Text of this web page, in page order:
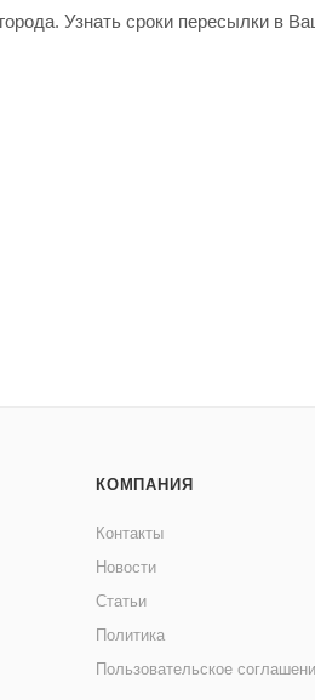
Узнать сроки пересылки в
КОМПАНИЯ
Контакты
Новости
Статьи
Политика
Пользовательское